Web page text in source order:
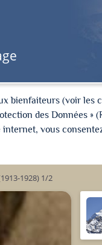
bienfaiteurs (voir les
des Données »
vous
1928) 1/2